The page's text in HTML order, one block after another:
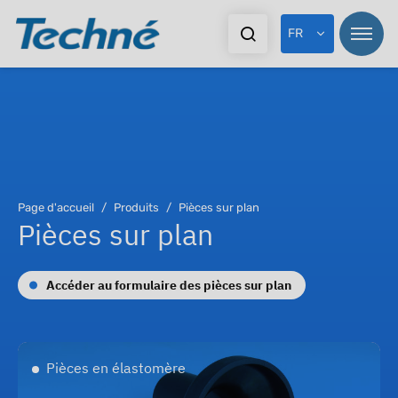
FR
Page d'accueil Produits Pièces sur plan
Pièces sur plan
Accéder au formulaire des pièces sur plan
Pièces en élastomère